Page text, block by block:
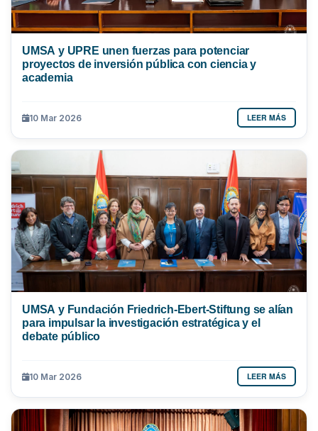
UMSA y UPRE unen fuerzas para potenciar
proyectos de inversión pública con ciencia y
academia
10 Mar 2026 LEER MÁS
UMSA y Fundación Friedrich-Ebert-Stiftung se alían
para impulsar la investigación estratégica y el
debate público
10 Mar 2026 LEER MÁS